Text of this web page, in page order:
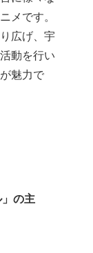
メです。
広げ、宇
動を行い
魅力で
の主